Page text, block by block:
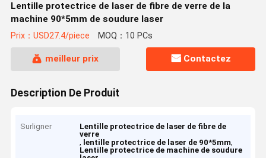
Lentille protectrice de laser de fibre de verre de la
machine 90*5mm de soudure laser
Prix：USD27.4/piece MOQ：10 PCs
meilleur prix Contactez
Description De Produit
Surligner
Lentille protectrice de laser de fibre de
verre
, lentille protectrice de laser de 90*5mm,
Lentille protectrice de machine de soudure